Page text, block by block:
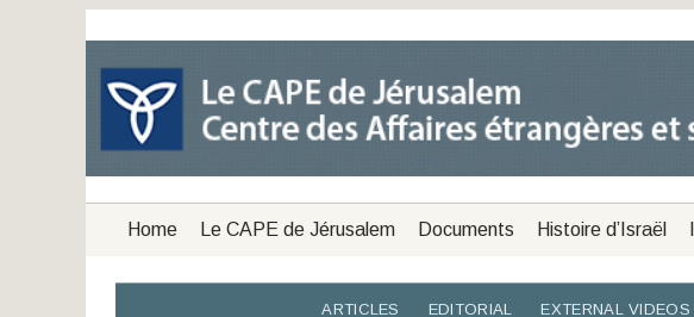
Home Le CAPE de Jérusalem Documents Histoire d’Israël
ARTICLES EDITORIAL EXTERNAL VIDEOS